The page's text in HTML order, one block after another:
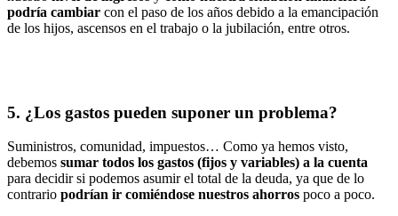
podría cambiar con el paso de los años debido a la emancipación
de los hijos, ascensos en el trabajo o la jubilación, entre otros.
5. ¿Los gastos pueden suponer un problema?
Suministros, comunidad, impuestos… Como ya hemos visto,
debemos sumar todos los gastos (fijos y variables) a la cuenta
para decidir si podemos asumir el total de la deuda, ya que de lo
contrario podrían ir comiéndose nuestros ahorros poco a poco.